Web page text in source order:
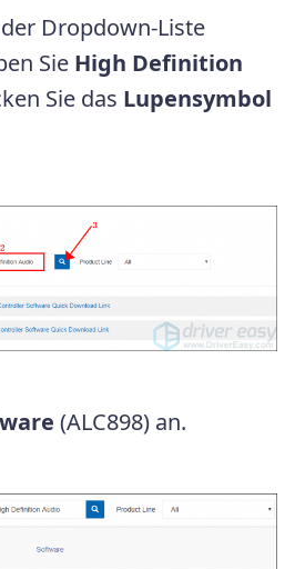
Dropdown-Liste
Sie High Definition
Sie das Lupensymbol
(ALC898) an.